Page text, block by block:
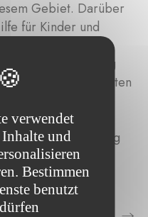
Gebiet. Darüber
für Kinder und
in Luxemburg
die Transportkosten
während
Espoir
neue Hoffnung
Leben.
der
verwendet
und
Bestimmen
benutzt